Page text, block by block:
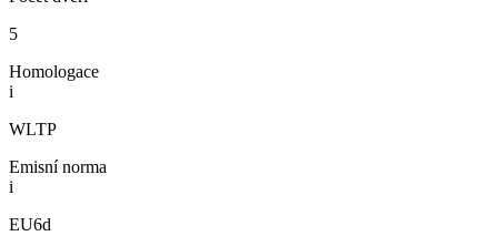
5
Homologace
i
WLTP
Emisní norma
i
EU6d